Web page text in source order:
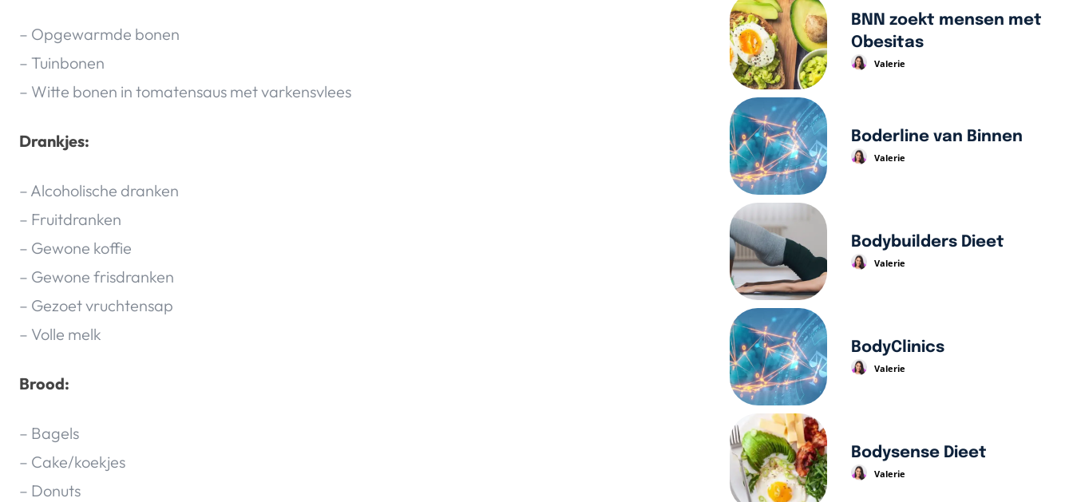
– Opgewarmde bonen
– Tuinbonen
– Witte bonen in tomatensaus met varkensvlees
Drankjes:
– Alcoholische dranken
– Fruitdranken
– Gewone koffie
– Gewone frisdranken
– Gezoet vruchtensap
– Volle melk
Brood:
– Bagels
– Cake/koekjes
– Donuts
BNN zoekt mensen met
Obesitas
Valerie
Boderline van Binnen
Valerie
Bodybuilders Dieet
Valerie
BodyClinics
Valerie
Bodysense Dieet
Valerie